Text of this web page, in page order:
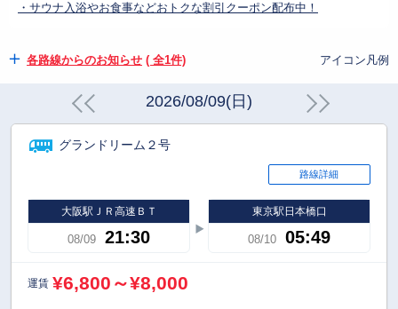
・サウナ入浴やお食事などおトクな割引クーポン配布中！
各路線からのお知らせ ( 全1件) アイコン凡例
2026/08/09(日)
グランドリーム２号
路線詳細
大阪駅ＪＲ高速ＢＴ
08/09 21:30
東京駅日本橋口
08/10 05:49
運賃 ¥6,800～¥8,000